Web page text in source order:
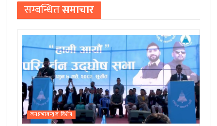
सम्बन्धितसमाचार
जनप्रभाबन्युज विशेष